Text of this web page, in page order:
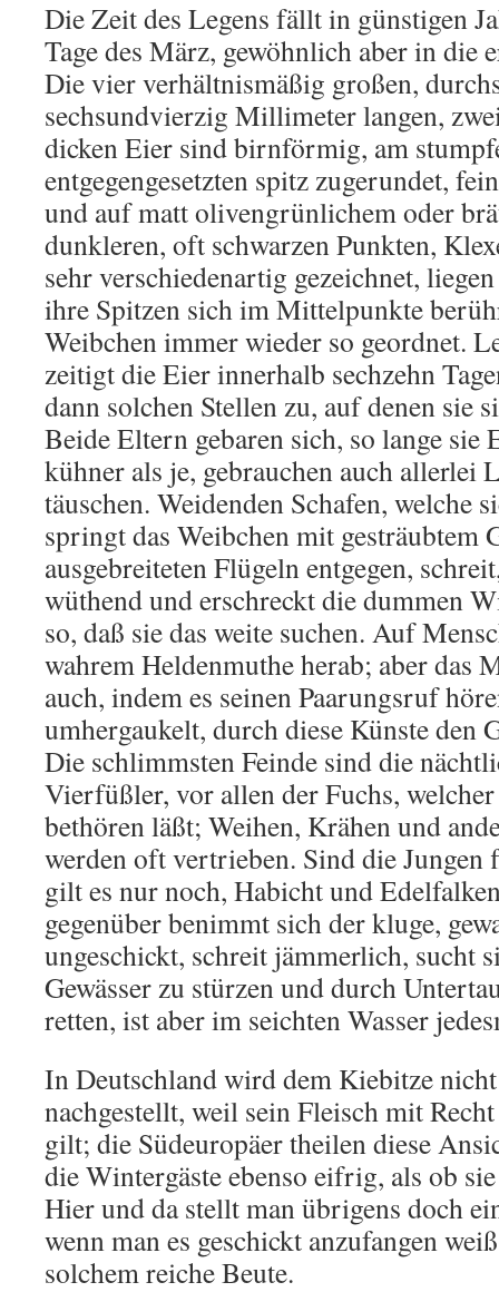
Die Zeit des Legens fällt in günstigen
Tage des März, gewöhnlich aber in die
Die vier verhältnismäßig großen,
sechsundvierzig Millimeter langen,
dicken Eier sind birnförmig, am
entgegengesetzten spitz zugerundet,
und auf matt olivengrünlichem oder
dunkleren, oft schwarzen Punkten,
sehr verschiedenartig gezeichnet,
ihre Spitzen sich im Mittelpunkte
Weibchen immer wieder so geordnet.
zeitigt die Eier innerhalb sechzehn
dann solchen Stellen zu, auf denen sie
Beide Eltern gebaren sich, so lange sie
kühner als je, gebrauchen auch allerlei
täuschen. Weidenden Schafen, welche
springt das Weibchen mit gesträubtem
ausgebreiteten Flügeln entgegen,
wüthend und erschreckt die dummen
so, daß sie das weite suchen. Auf
wahrem Heldenmuthe herab; aber das
auch, indem es seinen Paarungsruf
umhergaukelt, durch diese Künste den
Die schlimmsten Feinde sind die
Vierfüßler, vor allen der Fuchs,
bethören läßt; Weihen, Krähen und
werden oft vertrieben. Sind die Jungen
gilt es nur noch, Habicht und
gegenüber benimmt sich der kluge,
ungeschickt, schreit jämmerlich, sucht
Gewässer zu stürzen und durch
retten, ist aber im seichten Wasser
In Deutschland wird dem Kiebitze
nachgestellt, weil sein Fleisch mit
gilt; die Südeuropäer theilen diese
die Wintergäste ebenso eifrig, als ob
Hier und da stellt man übrigens doch
wenn man es geschickt anzufangen
solchem reiche Beute.